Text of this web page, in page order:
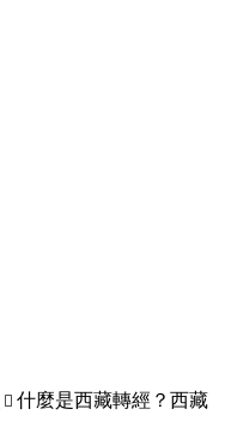
 什麼是西藏轉經？西藏